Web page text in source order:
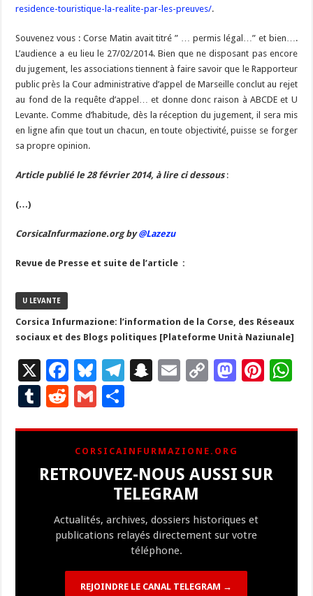
residence-touristique-la-realite-par-les-preuves/.
Souvenez vous : Corse Matin avait titré ” … permis légal…” et bien….
L’audience a eu lieu le 27/02/2014. Bien que ne disposant pas encore
du jugement, les associations tiennent à faire savoir que le Rapporteur
public près la Cour administrative d’appel de Marseille conclut au rejet
au fond de la requête d’appel… et donne donc raison à ABCDE et U
Levante. Comme d’habitude, dès la réception du jugement, il sera mis
en ligne afin que tout un chacun, en toute objectivité, puisse se forger
sa propre opinion.
Article publié le 28 février 2014, à lire ci dessous:
(…)
CorsicaInfurmazione.org by@Lazezu
Revue de Presse et suite de l’article :
U LEVANTE
Corsica Infurmazione: l’information de la Corse, des Réseaux
sociaux et des Blogs politiques [Plateforme Unità Naziunale]
X
F
ac
e
b
o
o
Bl
u
es
ky
T
gr
a
m
S
p
c
h
at
E
l
C
y
Li
n
M
d
n
Pi
es
T
bl
r
R
d
di
t
G
ai
l
ta
g
er
CORSICAINFURMAZIONE.ORG
RETROUVEZ-NOUS AUSSI SUR
TELEGRAM
Actualités, archives, dossiers historiques et
publications relayés directement sur votre
téléphone.
REJOINDRE LE CANAL TELEGRAM →